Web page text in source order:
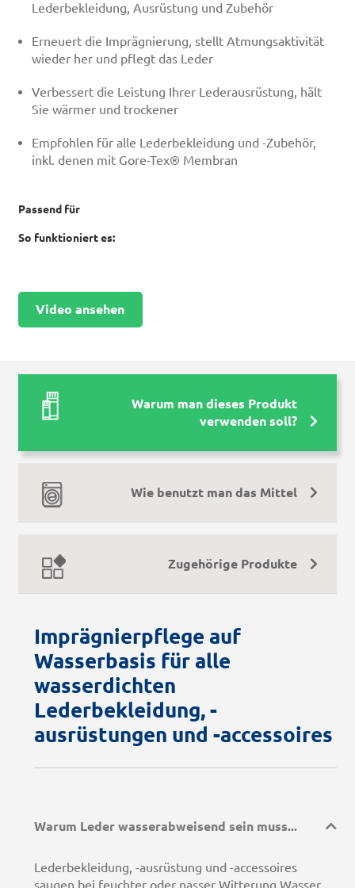
Lederbekleidung, Ausrüstung und Zubehör
Erneuert die Imprägnierung, stellt Atmungsaktivität
wieder her und pflegt das Leder
Verbessert die Leistung Ihrer Lederausrüstung, hält
Sie wärmer und trockener
Empfohlen für alle Lederbekleidung und -Zubehör,
inkl. denen mit Gore-Tex® Membran
Passend für
So funktioniert es:
Video ansehen
Warum man dieses Produkt
verwenden soll?
Wie benutzt man das Mittel
Zugehörige Produkte
Imprägnierpflege auf
Wasserbasis für alle
wasserdichten
Lederbekleidung, -
ausrüstungen und -accessoires
Warum Leder wasserabweisend sein muss...
Lederbekleidung, -ausrüstung und -accessoires
saugen bei feuchter oder nasser Witterung Wasser